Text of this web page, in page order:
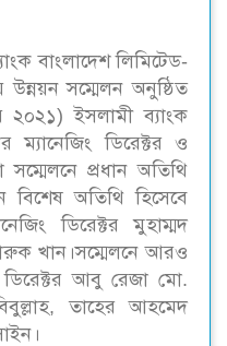
বাংলাদেশ লিমিটেড-
সম্মেলন অনুষ্ঠিত
২০২১) ইসলামী ব্যাংক
ম্যানেজিং ডিরেক্টর ও
প্রধান অতিথি
বিশেষ অতিথি হিসেবে
ডিরেক্টর মুহাম্মদ
খান।সম্মেলনে আরও
ডিরেক্টর আবু রেজা মো.
তাহের আহমেদ